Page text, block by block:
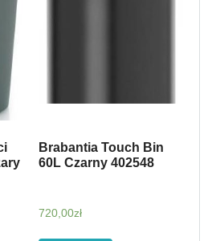
Brabantia Touch Bin
60L Czarny 402548
720,00zł